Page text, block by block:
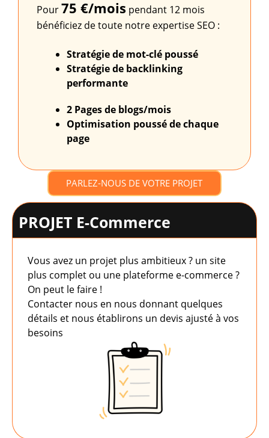
Pour75 €/mois pendant 12 mois
bénéficiez de toute notre expertise SEO :
Stratégie de mot-clé poussé
Stratégie de backlinking
performante
2 Pages de blogs/mois
Optimisation pousséde chaque
page
PARLEZ-NOUS DE VOTRE PROJET
PROJET E-Commerce
Vous avez un projet plus ambitieux ? un site
plus complet ou une plateforme e-commerce ?
On peut le faire !
Contacter nous en nous donnant quelques
détails et nous établirons un devis ajusté à vos
besoins